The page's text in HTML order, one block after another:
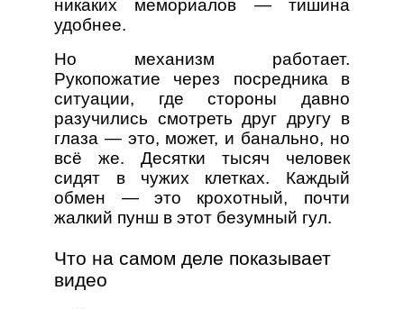
никаких мемориалов — тишина
удобнее.
Но механизм работает.
Рукопожатие через посредника в
ситуации, где стороны давно
разучились смотреть друг другу в
глаза — это, может, и банально, но
всё же. Десятки тысяч человек
сидят в чужих клетках. Каждый
обмен — это крохотный, почти
жалкий пунш в этот безумный гул.
Что на самом деле показывает
видео